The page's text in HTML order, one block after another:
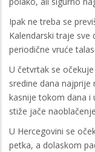
Ipak ne treba se
Kalendarski traje
periodične vruće
U četvrtak se
sredine dana najprije
kasnije tokom dana i
stiže jače
U Hercegovini se
petka, a dolaskom